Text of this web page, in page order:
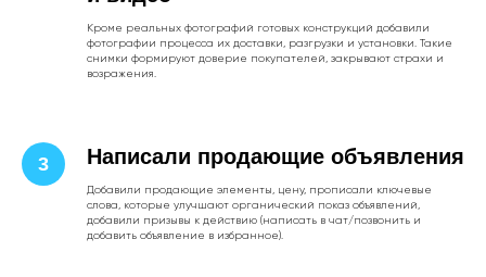
Кроме реальных фотографий готовых конструкций добавили
фотографии процесса их доставки, разгрузки и установки. Такие
снимки формируют доверие покупателей, закрывают страхи и
возражения.
Написали продающие объявления
Добавили продающие элементы, цену, прописали ключевые
слова, которые улучшают органический показ объявлений,
добавили призывы к действию (написать в чат/позвонить и
добавить объявление в избранное).